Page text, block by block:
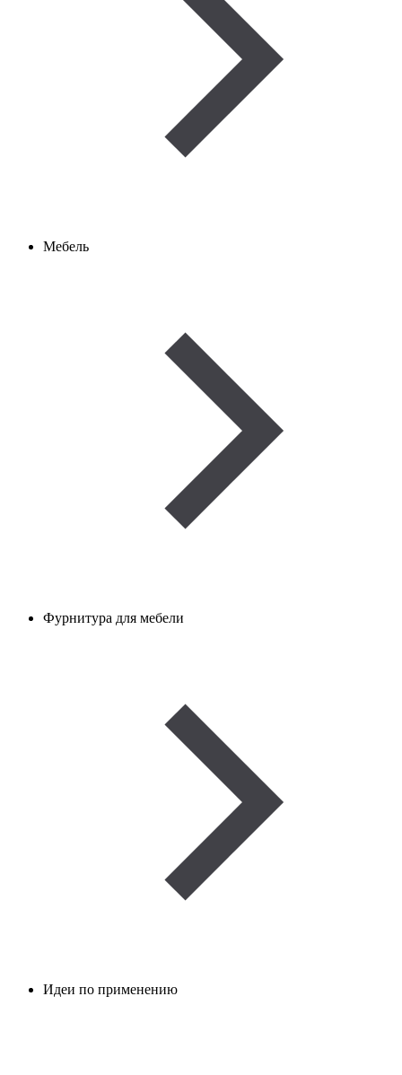
Мебель
Фурнитура для мебели
Идеи по применению